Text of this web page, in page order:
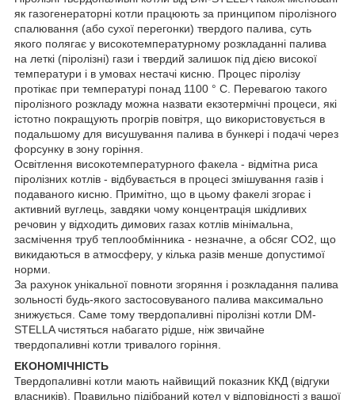
як газогенераторні котли працюють за принципом піролізного
спалювання (або сухої перегонки) твердого палива, суть
якого полягає у високотемпературному розкладанні палива
на леткі (піролізні) гази і твердий залишок під дією високої
температури і в умовах нестачі кисню. Процес піролізу
протікає при температурі понад 1100 ° С. Перевагою такого
піролізного розкладу можна назвати екзотермічні процеси, які
істотно покращують прогрів повітря, що використовується в
подальшому для висушування палива в бункері і подачі через
форсунку в зону горіння.
Освітлення високотемпературного факела - відмітна риса
піролізних котлів - відбувається в процесі змішування газів і
подаваного кисню. Примітно, що в цьому факелі згорає і
активний вуглець, завдяки чому концентрація шкідливих
речовин у відходить димових газах котлів мінімальна,
засмічення труб теплообмінника - незначне, а обсяг СО2, що
викидаються в атмосферу, у кілька разів менше допустимої
норми.
За рахунок унікальної повноти згоряння і розкладання палива
зольності будь-якого застосовуваного палива максимально
знижується. Саме тому твердопаливні піролізні котли DM-
STELLA чистяться набагато рідше, ніж звичайне
твердопаливні котли тривалого горіння.
ЕКОНОМІЧНІСТЬ
Твердопаливні котли мають найвищий показник ККД (відгуки
власників). Правильно підібраний котел у відповідності з вашої